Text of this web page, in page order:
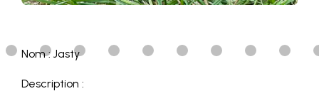
Nom : Jasty
Description :